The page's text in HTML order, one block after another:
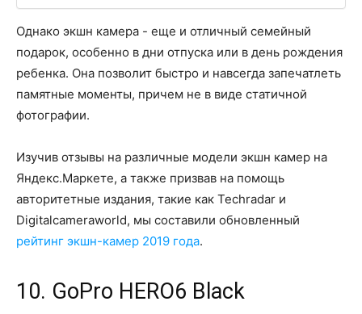
Однако экшн камера - еще и отличный семейный
подарок, особенно в дни отпуска или в день рождения
ребенка. Она позволит быстро и навсегда запечатлеть
памятные моменты, причем не в виде статичной
фотографии.
Изучив отзывы на различные модели экшн камер на
Яндекс.Маркете, а также призвав на помощь
авторитетные издания, такие как Techradar и
Digitalcameraworld, мы составили обновленный
рейтинг экшн-камер 2019 года.
10. GoPro HERO6 Black